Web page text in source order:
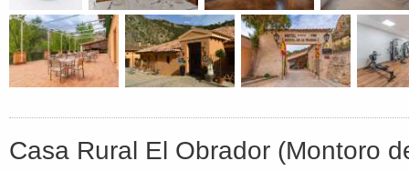
Casa Rural El Obrador (Montoro